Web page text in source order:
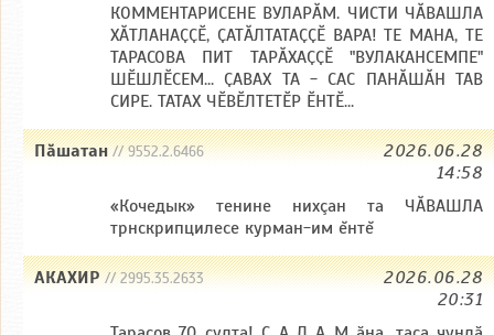
КОММЕНТАРИСЕНЕ ВУЛАРӐМ. ЧИСТИ ЧӐВАШЛА
ХӐТЛАНАҪҪӖ, ҪАТӐЛТАТАҪҪӖ ВАРА! ТЕ МАНА, ТЕ
ТАРАСОВА ПИТ ТАРӐХАҪҪӖ "ВУЛАКАНСЕМПЕ"
ШӖШЛӖСЕМ... ҪАВАХ ТА - САС ПАНӐШӐН ТАВ
СИРЕ. ТАТАХ ЧӖВӖЛТЕТӖР ӖНТӖ...
Пăшатан// 9552.2.6466
2026.06.28
14:58
«Кочедык» тенине нихçан та ЧӐВАШЛА
трнскрипцилесе курман-им ĕнтĕ
АКАХИР// 2995.35.2633
2026.06.28
20:31